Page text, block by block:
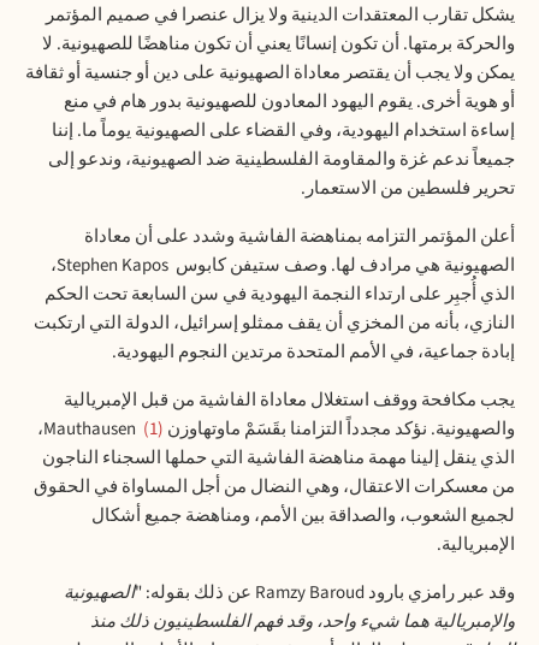
يشكل تقارب المعتقدات الدينية ولا يزال عنصرا في صميم المؤتمر
والحركة برمتها. أن تكون إنسانًا يعني أن تكون مناهضًا للصهيونية. لا
يمكن ولا يجب أن يقتصر معاداة الصهيونية على دين أو جنسية أو ثقافة
أو هوية أخرى. يقوم اليهود المعادون للصهيونية بدور هام في منع
إساءة استخدام اليهودية، وفي القضاء على الصهيونية يوماً ما. إننا
جميعاً ندعم غزة والمقاومة الفلسطينية ضد الصهيونية، وندعو إلى
تحرير فلسطين من الاستعمار .
أعلن المؤتمر التزامه بمناهضة الفاشية وشدد على أن معاداة
الصهيونية هي مرادف لها. وصف ستيفن كابوس Stephen Kapos،
الذي أُجبِر على ارتداء النجمة اليهودية في سن السابعة تحت الحكم
النازي، بأنه من المخزي أن يقف ممثلو إسرائيل، الدولة التي ارتكبت
إبادة جماعية، في الأمم المتحدة مرتدين النجوم اليهودية.
يجب مكافحة ووقف استغلال معاداة الفاشية من قبل الإمبريالية
والصهيونية. نؤكد مجدداً التزامنا بقَسَمْ ماوتهاوزن
Mauthausen 1
،
الذي ينقل إلينا مهمة مناهضة الفاشية التي حملها السجناء الناجون
من معسكرات الاعتقال، وهي النضال من أجل المساواة في الحقوق
لجميع الشعوب، والصداقة بين الأمم، ومناهضة جميع أشكال
الإمبريالية.
وقد عبر رامزي بارود Ramzy Baroud عن ذلك بقوله: "الصهيونية
والإمبريالية هما شيء واحد، وقد فهم الفلسطينيون ذلك منذ